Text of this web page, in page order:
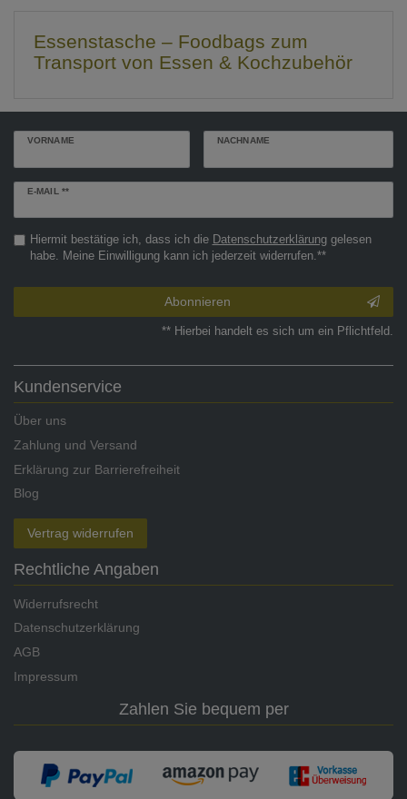
Essenstasche – Foodbags zum
Transport von Essen & Kochzubehör
VORNAME NACHNAME
E-MAIL **
Newsletter
Hiermit bestätige ich, dass ich die Daten­schutz­erklärunggelesen
habe. Meine Einwilligung kann ich jederzeit widerrufen.**
Abonnieren
** Hierbei handelt es sich um ein Pflichtfeld.
Kundenservice
Über uns
Zahlung und Versand
Erklärung zur Barrierefreiheit
Blog
Vertrag widerrufen
Rechtliche Angaben
Widerrufsrecht
Datenschutzerklärung
AGB
Impressum
Zahlen Sie bequem per